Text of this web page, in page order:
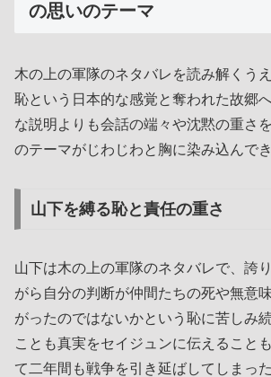
の思いのテーマ
木の上の軍隊のネタバレを読み解くう
恥という日本的な感覚と奪われた故郷
な説明よりも会話の端々や沈黙の重さ
のテーマがじわじわと胸に染み込んでき
山下を縛る恥と責任の重さ
山下は木の上の軍隊のネタバレで、誇
がら自分の判断が仲間たちの死や無意
がったのではないかという恥に苦しみ
ことも真実をセイジュンに伝えること
て二年間も戦争を引き延ばしてしまっ